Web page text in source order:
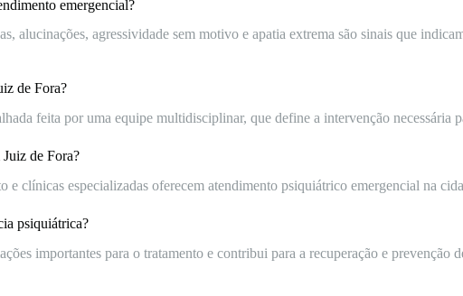
emergencial?
alucinações, agressividade sem motivo e apatia extrema são sinais que
de Fora?
feita por uma equipe multidisciplinar, que define a intervenção necessária
de Fora?
clínicas especializadas oferecem atendimento psiquiátrico emergencial na
psiquiátrica?
importantes para o tratamento e contribui para a recuperação e prevenção